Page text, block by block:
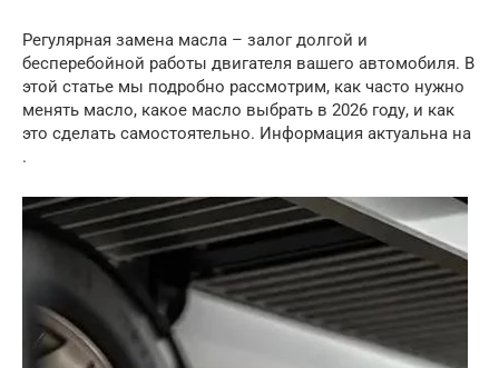
Регулярная замена масла – залог долгой и
бесперебойной работы двигателя вашего автомобиля. В
этой статье мы подробно рассмотрим, как часто нужно
менять масло, какое масло выбрать в 2026 году, и как
это сделать самостоятельно. Информация актуальна на
.